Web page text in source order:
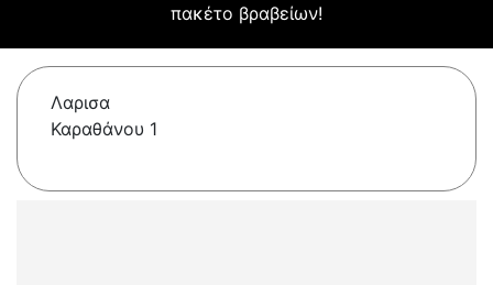
πακέτο βραβείων!
Λαρισα
Καραθάνου 1